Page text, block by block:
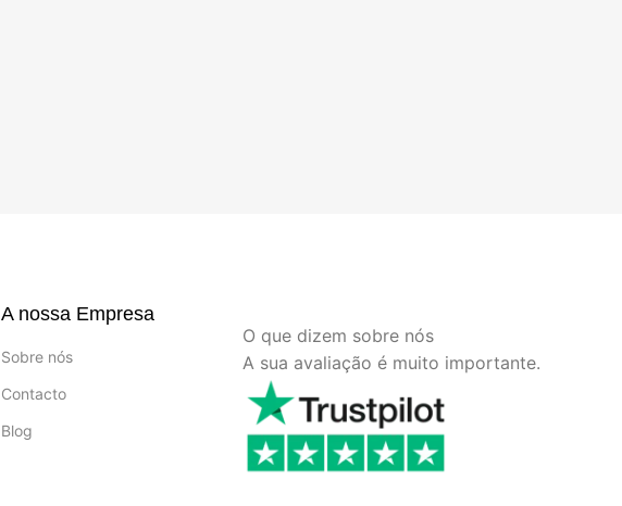
A nossa Empresa
Sobre nós
Contacto
Blog
O que dizem sobre nós
A sua avaliação é muito importante.